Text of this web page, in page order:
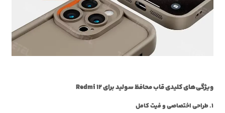
ویژگی‌های کلیدی قاب محافظ سولید برای Redmi 12
1. طراحی اختصاصی و فیت کامل